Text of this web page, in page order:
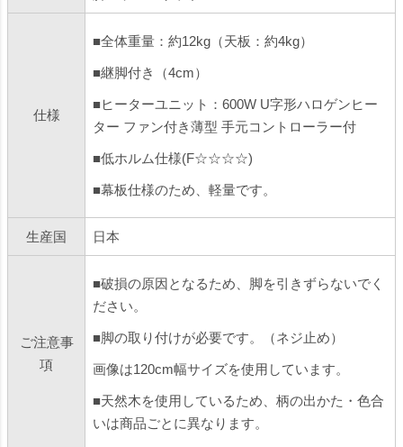
仕様
■全体重量：約12kg（天板：約4kg）
■継脚付き（4cm）
■ヒーターユニット：600W U字形ハロゲンヒー
ター ファン付き薄型 手元コントローラー付
■低ホルム仕様(F☆☆☆☆)
■幕板仕様のため、軽量です。
生産国 日本
ご注意事
項
■破損の原因となるため、脚を引きずらないでく
ださい。
■脚の取り付けが必要です。（ネジ止め）
画像は120cm幅サイズを使用しています。
■天然木を使用しているため、柄の出かた・色合
いは商品ごとに異なります。